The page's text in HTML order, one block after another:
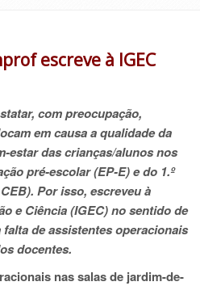
escreve à IGEC
com preocupação,
em causa a qualidade da
estar das crianças/alunos nos
pré-escolar (EP-E) e do 1.º
Por isso, escreveu à
e Ciência (IGEC) no sentido de
de assistentes operacionais
docentes.
nas salas de jardim-de-